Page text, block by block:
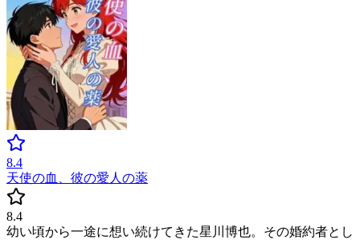
8.4
天使の血、彼の愛人の薬
8.4
幼い頃から一途に想い続けてきた星川博也。その婚約者とし